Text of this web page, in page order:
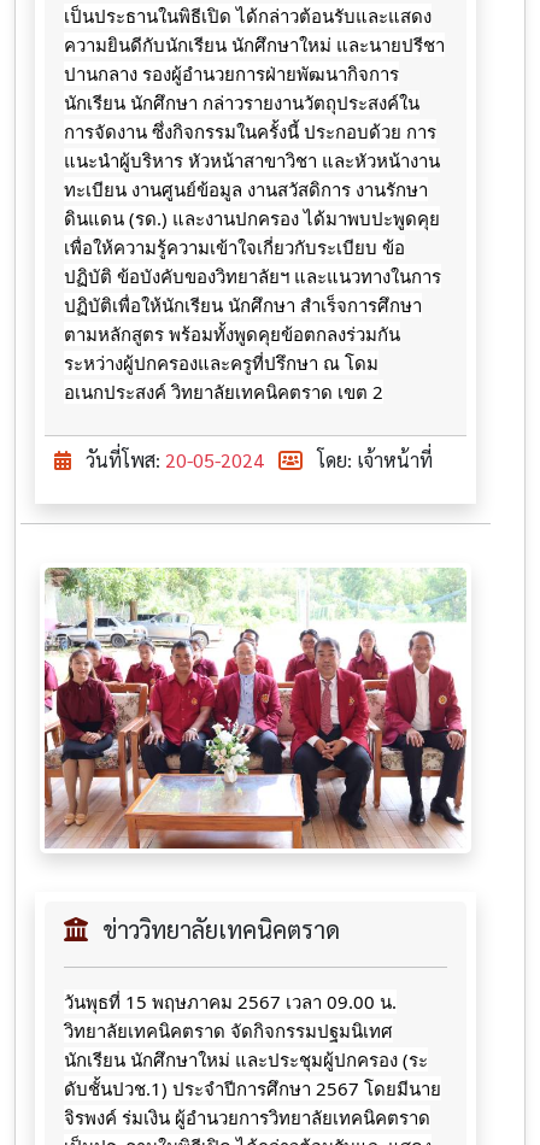
เป็นประธานในพิธีเปิด ได้กล่าวต้อนรับและแสดง
ความยินดีกับนักเรียน นักศึกษาใหม่ และนายปรีชา
ปานกลาง รองผู้อำนวยการฝ่ายพัฒนากิจการ
นักเรียน นักศึกษา กล่าวรายงานวัตถุประสงค์ใน
การจัดงาน ซึ่งกิจกรรมในครั้งนี้ ประกอบด้วย การ
แนะนำผู้บริหาร หัวหน้าสาขาวิชา และหัวหน้างาน
ทะเบียน งานศูนย์ข้อมูล งานสวัสดิการ งานรักษา
ดินแดน (รด.) และงานปกครอง ได้มาพบปะพูดคุย
เพื่อให้ความรู้ความเข้าใจเกี่ยวกับระเบียบ ข้อ
ปฏิบัติ ข้อบังคับของวิทยาลัยฯ และแนวทางในการ
ปฏิบัติเพื่อให้นักเรียน นักศึกษา สำเร็จการศึกษา
ตามหลักสูตร พร้อมทั้งพูดคุยข้อตกลงร่วมกัน
ระหว่างผู้ปกครองและครูที่ปรึกษา ณ โดม
อเนกประสงค์ วิทยาลัยเทคนิคตราด เขต 2
วันที่โพส: 20-05-2024 โดย: เจ้าหน้าที่
ข่าววิทยาลัยเทคนิคตราด
วันพุธที่ 15 พฤษภาคม 2567 เวลา 09.00 น.
วิทยาลัยเทคนิคตราด จัดกิจกรรมปฐมนิเทศ
นักเรียน นักศึกษาใหม่ และประชุมผู้ปกครอง (ระ
ดับชั้นปวช.1) ประจำปีการศึกษา 2567 โดยมีนาย
จิรพงค์ ร่มเงิน ผู้อำนวยการวิทยาลัยเทคนิคตราด